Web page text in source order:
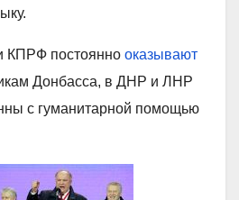
КПРФ постоянно оказывают
Донбасса, в ДНР и ЛНР
с гуманитарной помощью